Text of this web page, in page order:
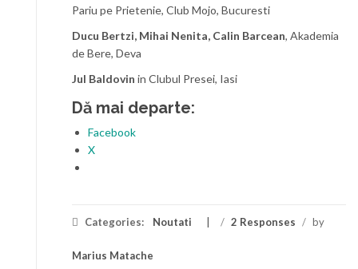
Pariu pe Prietenie, Club Mojo, Bucuresti
Ducu Bertzi, Mihai Nenita, Calin Barcean, Akademia
de Bere, Deva
Jul Baldovin in Clubul Presei, Iasi
Dă mai departe:
Facebook
X
Categories: Noutati / 2 Responses / by
Marius Matache